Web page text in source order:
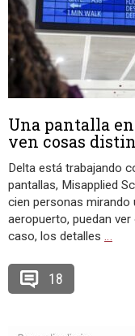
Una pantalla
ven cosas
Delta está trabajando
pantallas, Misapplied
cien personas mirando
aeropuerto, puedan
caso, los detalles …
18